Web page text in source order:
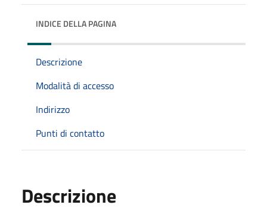
INDICE DELLA PAGINA
Descrizione
Modalità di accesso
Indirizzo
Punti di contatto
Descrizione